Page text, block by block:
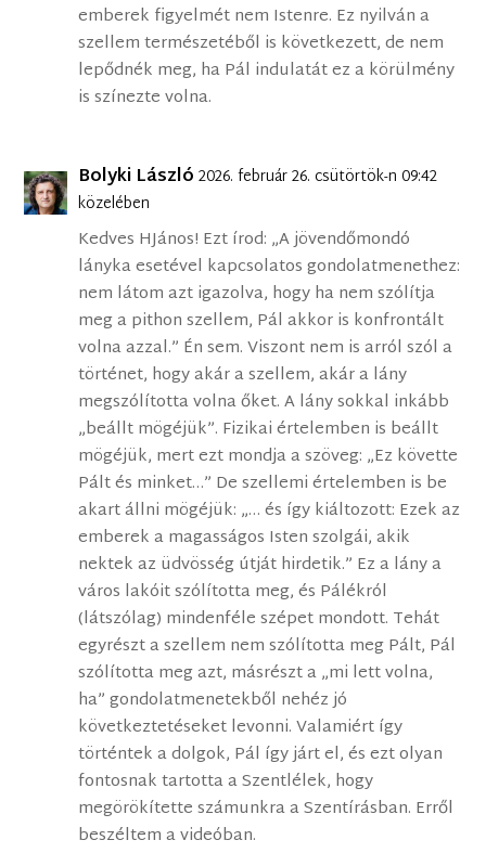
emberek figyelmét nem Istenre. Ez nyilván a
szellem természetéből is következett, de nem
lepődnék meg, ha Pál indulatát ez a körülmény
is színezte volna.
Bolyki László 2026. február 26. csütörtök-n 09:42
közelében
Kedves HJános! Ezt írod: „A jövendőmondó
lányka esetével kapcsolatos gondolatmenethez:
nem látom azt igazolva, hogy ha nem szólítja
meg a pithon szellem, Pál akkor is konfrontált
volna azzal.” Én sem. Viszont nem is arról szól a
történet, hogy akár a szellem, akár a lány
megszólította volna őket. A lány sokkal inkább
„beállt mögéjük”. Fizikai értelemben is beállt
mögéjük, mert ezt mondja a szöveg: „Ez követte
Pált és minket…” De szellemi értelemben is be
akart állni mögéjük: „… és így kiáltozott: Ezek az
emberek a magasságos Isten szolgái, akik
nektek az üdvösség útját hirdetik.” Ez a lány a
város lakóit szólította meg, és Pálékról
(látszólag) mindenféle szépet mondott. Tehát
egyrészt a szellem nem szólította meg Pált, Pál
szólította meg azt, másrészt a „mi lett volna,
ha” gondolatmenetekből nehéz jó
következtetéseket levonni. Valamiért így
történtek a dolgok, Pál így járt el, és ezt olyan
fontosnak tartotta a Szentlélek, hogy
megörökítette számunkra a Szentírásban. Erről
beszéltem a videóban.